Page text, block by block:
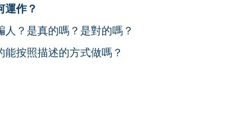
運作？
人？是真的嗎？是對的嗎？
能按照描述的方式做嗎？